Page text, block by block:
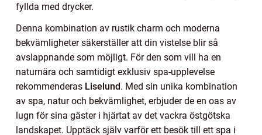
fyllda med drycker.
Denna kombination av rustik charm och moderna
bekvämligheter säkerställer att din vistelse blir så
avslappnande som möjligt. För den som vill ha en
naturnära och samtidigt exklusiv spa-upplevelse
rekommenderas Liselund. Med sin unika kombination
av spa, natur och bekvämlighet, erbjuder de en oas av
lugn för sina gäster i hjärtat av det vackra östgötska
landskapet. Upptäck själv varför ett besök till ett spa i